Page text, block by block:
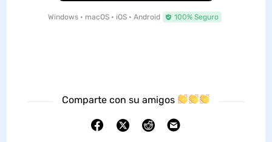
Windows • macOS • iOS • Android 100% Seguro
Comparte con su amigos